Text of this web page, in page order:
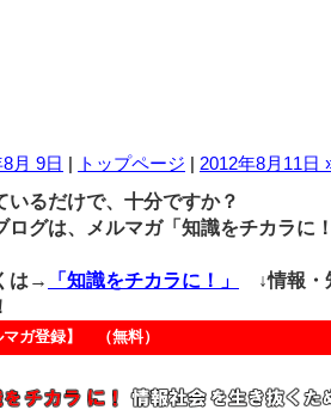
月 9日 | トップページ | 2012年8月11日
るだけで、十分ですか？
グは、メルマガ「知識をチカラに
は→
「知識をチカラに！」
↓情報・
マガ登録】 （無料）